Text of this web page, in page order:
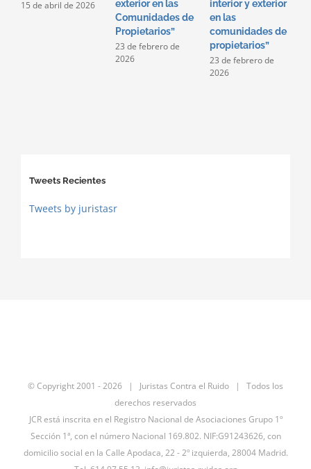
15 de abril de 2026
exterior en las
Comunidades de
Propietarios”
23 de febrero de
2026
interior y exterior
en las
comunidades de
propietarios”
23 de febrero de
2026
Tweets Recientes
Tweets by juristasr
© Copyright 2001 -2026 | Juristas Contra el Ruido | Todos los
derechos reservados
JCR está inscrita en el Registro Nacional de Asociaciones Grupo 1º
Sección 1ª, con el número Nacional 169.802. NIF:G91243626, con
domicilio social en la Calle Apodaca, 22 - 2º izquierda, 28004 Madrid.